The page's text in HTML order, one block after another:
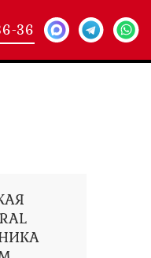
36